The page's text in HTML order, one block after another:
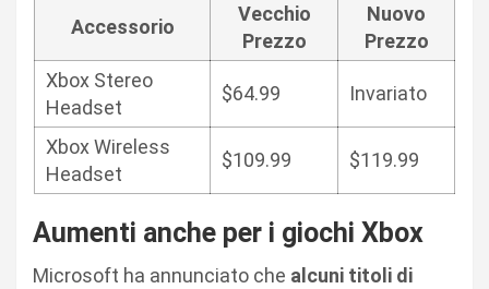
Accessorio
Vecchio
Prezzo
Nuovo
Prezzo
Xbox Stereo
Headset
$64.99 Invariato
Xbox Wireless
Headset
$109.99 $119.99
Aumenti anche per i giochi Xbox
Microsoft ha annunciato che alcuni titoli di